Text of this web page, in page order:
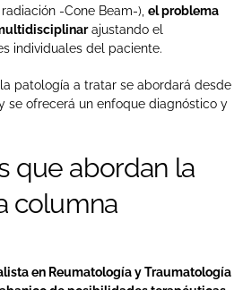
-Cone Beam-), el problema
ajustando el
individuales del paciente.
patología a tratar se abordará desde
se ofrecerá un enfoque diagnóstico y
que abordan la
columna
en Reumatología y Traumatología